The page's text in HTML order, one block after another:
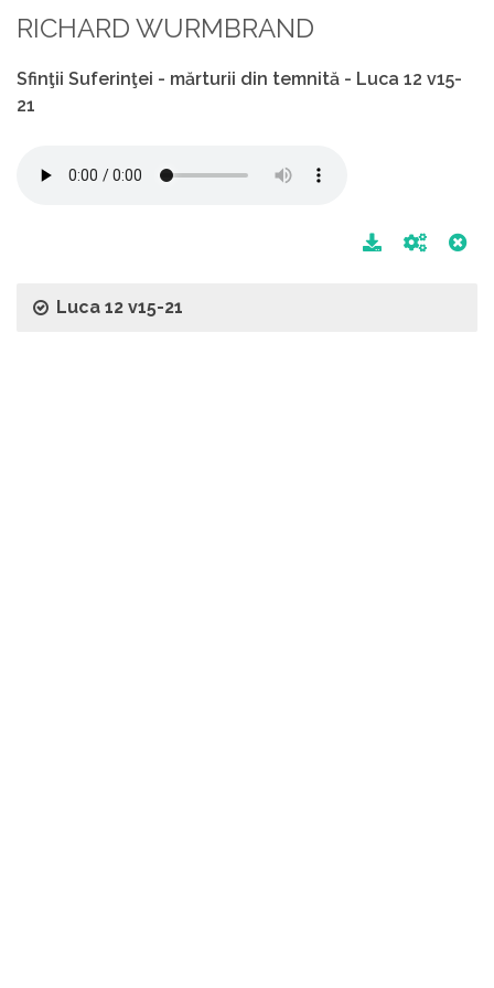
RICHARD WURMBRAND
Sfinţii Suferinţei - mărturii din temnită - Luca 12 v15-
21
Luca 12 v15-21